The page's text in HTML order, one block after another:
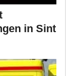
in Sint